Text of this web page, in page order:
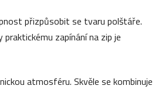
přizpůsobit se tvaru polštáře.
zapínání na zip je
atmosféru. Skvěle se kombinuje